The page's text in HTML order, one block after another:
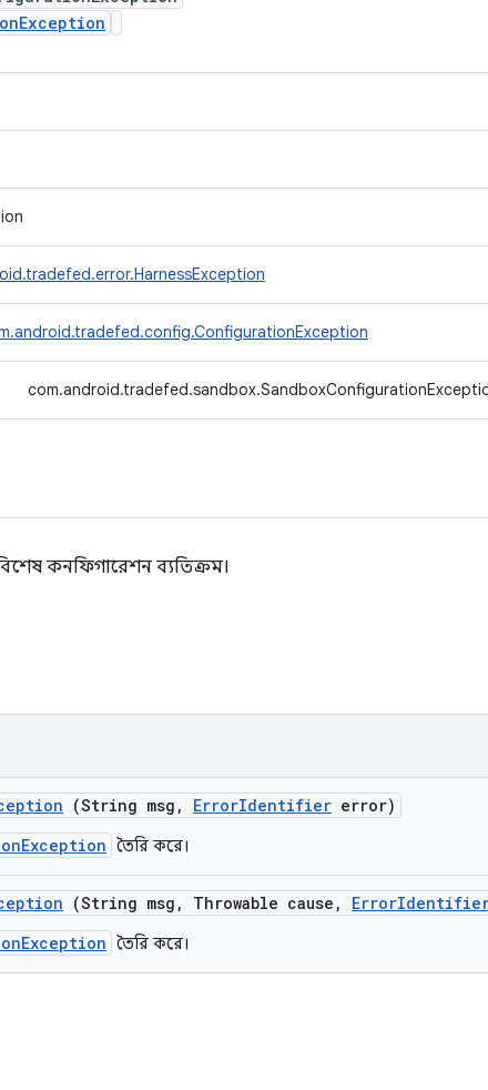
কনফিগারেশন ব্যতিক্রম।
(String msg , ErrorIdentifier error)
তৈরি করে।
(String msg , Throwable cause , Error
তৈরি করে।